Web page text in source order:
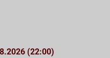
(22:00)